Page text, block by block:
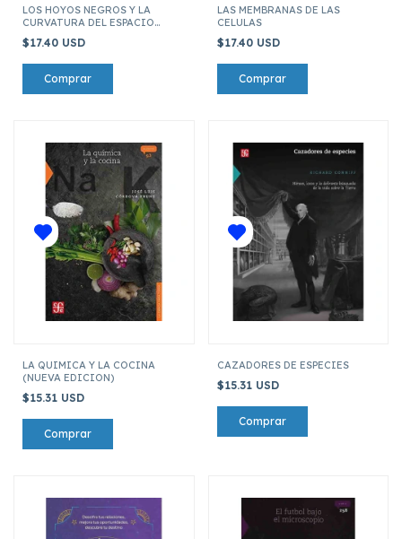
LOS HOYOS NEGROS Y LA
CURVATURA DEL ESPACIO
$17.40 USD
LAS MEMBRANAS DE LAS
CELULAS
$17.40 USD
LA QUIMICA Y LA COCINA
(NUEVA EDICION)
$15.31 USD
CAZADORES DE ESPECIES
$15.31 USD